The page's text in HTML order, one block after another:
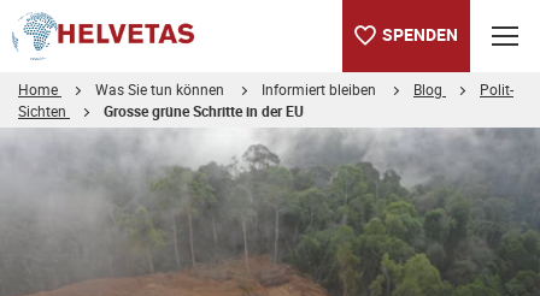
SPENDEN
Home Was Sie tun können Informiert bleiben Blog
Polit-
Sichten
Grosse grüne Schritte in der EU
Inhaltsverzeichnis
Grosse grüne Schritte in der EU